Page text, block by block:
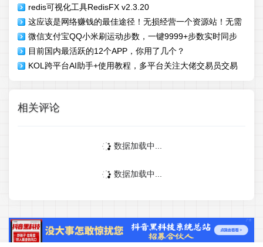
redis可视化工具RedisFX v2.3.20
这应该是网络赚钱的最佳途径！无损经营一个资源站！无需
库存，不用发货or黑科技云端商城
微信支付宝QQ小米刷运动步数，一键9999+步数实时同步
目前国内最活跃的12个APP，你用了几个？
KOL跨平台AI助手+使用教程，多平台关注大佬交易员交易
信号，月平均胜率超86%
相关评论
数据加载中...
数据加载中...